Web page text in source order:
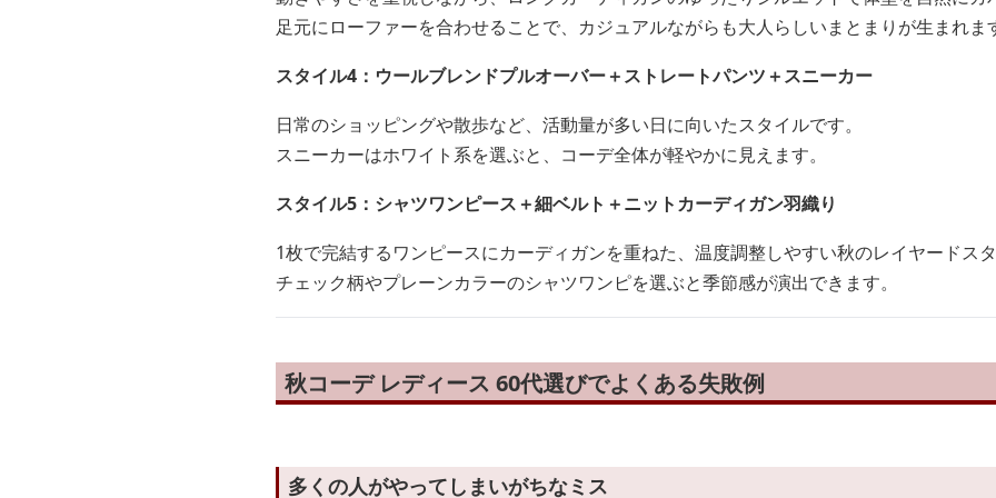
足元にローファーを合わせることで、カジュアルながらも大人らしいまとまりが生まれま
スタイル4：ウールブレンドプルオーバー＋ストレートパンツ＋スニーカー
日常のショッピングや散歩など、活動量が多い日に向いたスタイルです。
スニーカーはホワイト系を選ぶと、コーデ全体が軽やかに見えます。
スタイル5：シャツワンピース＋細ベルト＋ニットカーディガン羽織り
1枚で完結するワンピースにカーディガンを重ねた、温度調整しやすい秋のレイヤードスタ
チェック柄やプレーンカラーのシャツワンピを選ぶと季節感が演出できます。
秋コーデ レディース 60代選びでよくある失敗例
多くの人がやってしまいがちなミス